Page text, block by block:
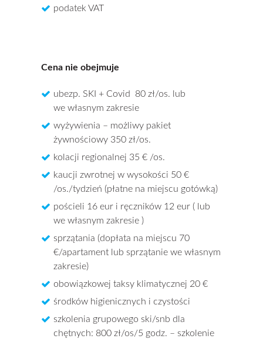
podatek VAT
Cena nie obejmuje
ubezp. SKI + Covid 80 zł/os. lub
we własnym zakresie
wyżywienia – możliwy pakiet
żywnościowy 350 zł/os.
kolacji regionalnej 35 € /os.
kaucji zwrotnej w wysokości 50 €
/os./tydzień (płatne na miejscu gotówką)
pościeli 16 eur i ręczników 12 eur ( lub
we własnym zakresie )
sprzątania (dopłata na miejscu 70
€/apartament lub sprzątanie we własnym
zakresie)
obowiązkowej taksy klimatycznej 20 €
środków higienicznych i czystości
szkolenia grupowego ski/snb dla
chętnych: 800 zł/os/5 godz. – szkolenie